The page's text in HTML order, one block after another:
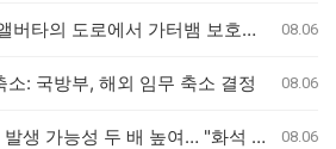
스트라스코나 카운티, 앨버타의 도로에서 가터뱀 보호에 나선다 08.06
: 국방부, 해외 임무 축소 결정 08.06
기후 변화, 캐나다 산불 발생 가능성 두 배 높여… "화석 연료 사용 중단해야" 08.06